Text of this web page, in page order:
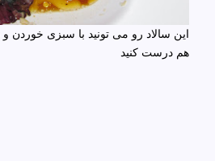
این سالاد رو می تونید با سبزی خوردن
هم درست کنید